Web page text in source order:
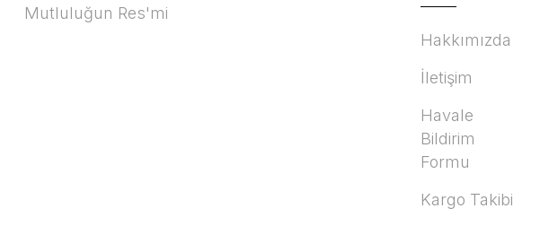
Mutluluğun Res'mi
Hakkımızda
İletişim
Havale
Bildirim
Formu
Kargo Takibi